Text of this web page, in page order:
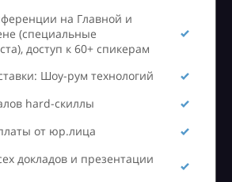
на Главной и
(специальные
доступ к 60+ спикерам
Шоу-рум технологий
hard-скиллы
от юр.лица
докладов и презентации